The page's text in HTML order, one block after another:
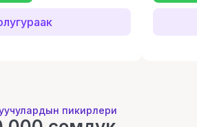
пикирлери